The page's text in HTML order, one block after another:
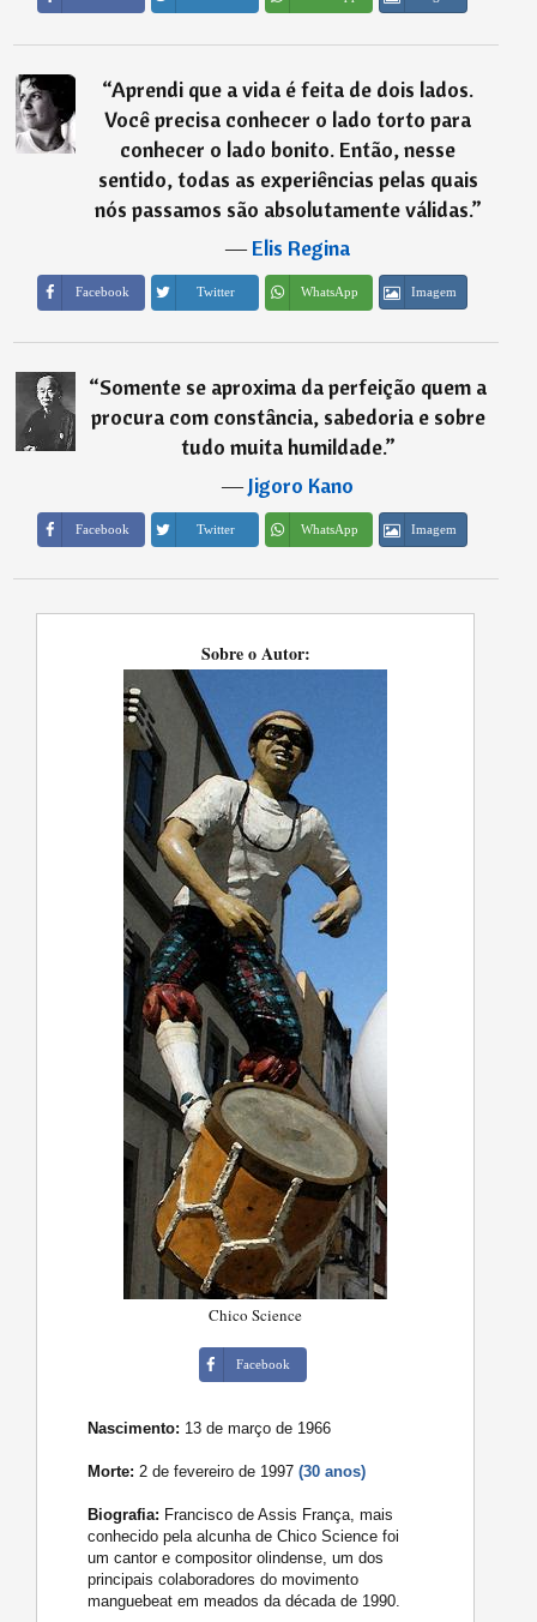
“Aprendi que a vida é feita de dois lados.
Você precisa conhecer o lado torto para
conhecer o lado bonito. Então, nesse
sentido, todas as experiências pelas quais
nós passamos são absolutamente válidas.”
―Elis Regina
Facebook Twitter WhatsApp Imagem
“Somente se aproxima da perfeição quem a
procura com constância, sabedoria e sobre
tudo muita humildade.”
―Jigoro Kano
Facebook Twitter WhatsApp Imagem
Sobre o Autor:
Chico Science
Facebook
Nascimento: 13 de março de 1966
Morte: 2 de fevereiro de 1997(30 anos)
Biografia: Francisco de Assis França, mais
conhecido pela alcunha de Chico Science foi
um cantor e compositor olindense, um dos
principais colaboradores do movimento
manguebeat em meados da década de 1990.